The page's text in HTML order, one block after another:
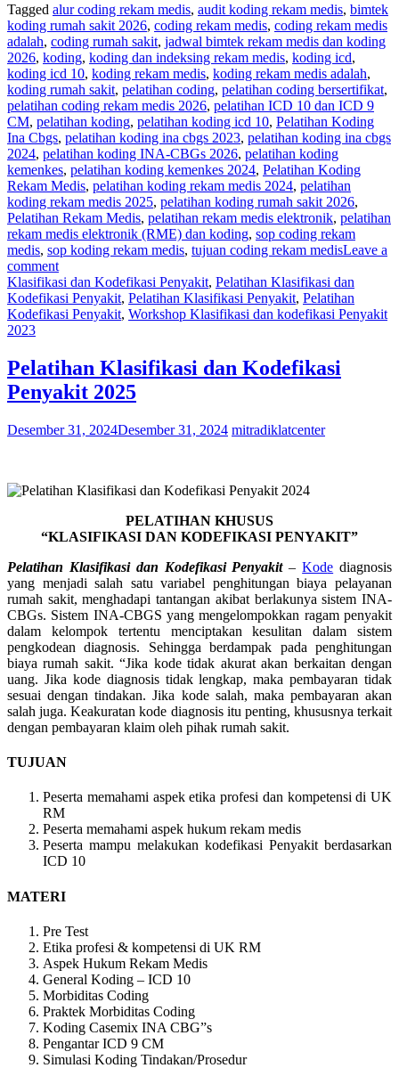
Tagged alur coding rekam medis, audit koding rekam medis, bimtek
koding rumah sakit 2026, coding rekam medis, coding rekam medis
adalah, coding rumah sakit, jadwal bimtek rekam medis dan koding
2026, koding, koding dan indeksing rekam medis, koding icd,
koding icd 10, koding rekam medis, koding rekam medis adalah,
koding rumah sakit, pelatihan coding, pelatihan coding bersertifikat,
pelatihan coding rekam medis 2026, pelatihan ICD 10 dan ICD 9
CM, pelatihan koding, pelatihan koding icd 10, Pelatihan Koding
Ina Cbgs, pelatihan koding ina cbgs 2023, pelatihan koding ina cbgs
2024, pelatihan koding INA-CBGs 2026, pelatihan koding
kemenkes, pelatihan koding kemenkes 2024, Pelatihan Koding
Rekam Medis, pelatihan koding rekam medis 2024, pelatihan
koding rekam medis 2025, pelatihan koding rumah sakit 2026,
Pelatihan Rekam Medis, pelatihan rekam medis elektronik, pelatihan
rekam medis elektronik (RME) dan koding, sop coding rekam
medis, sop koding rekam medis, tujuan coding rekam medisLeave a
comment
Klasifikasi dan Kodefikasi Penyakit, Pelatihan Klasifikasi dan
Kodefikasi Penyakit, Pelatihan Klasifikasi Penyakit, Pelatihan
Kodefikasi Penyakit, Workshop Klasifikasi dan kodefikasi Penyakit
2023
Pelatihan Klasifikasi dan Kodefikasi
Penyakit 2025
Desember 31, 2024Desember 31, 2024 mitradiklatcenter
PELATIHAN KHUSUS
“KLASIFIKASI DAN KODEFIKASI PENYAKIT”
Pelatihan Klasifikasi dan Kodefikasi Penyakit–Kode diagnosis
yang menjadi salah satu variabel penghitungan biaya pelayanan
rumah sakit, menghadapi tantangan akibat berlakunya sistem INA-
CBGs. Sistem INA-CBGS yang mengelompokkan ragam penyakit
dalam kelompok tertentu menciptakan kesulitan dalam sistem
pengkodean diagnosis. Sehingga berdampak pada penghitungan
biaya rumah sakit. “Jika kode tidak akurat akan berkaitan dengan
uang. Jika kode diagnosis tidak lengkap, maka pembayaran tidak
sesuai dengan tindakan. Jika kode salah, maka pembayaran akan
salah juga. Keakuratan kode diagnosis itu penting, khususnya terkait
dengan pembayaran klaim oleh pihak rumah sakit.
TUJUAN
Peserta memahami aspek etika profesi dan kompetensi di UK
RM
Peserta memahami aspek hukum rekam medis
Peserta mampu melakukan kodefikasi Penyakit berdasarkan
ICD 10
MATERI
Pre Test
Etika profesi & kompetensi di UK RM
Aspek Hukum Rekam Medis
General Koding – ICD 10
Morbiditas Coding
Praktek Morbiditas Coding
Koding Casemix INA CBG”s
Pengantar ICD 9 CM
Simulasi Koding Tindakan/Prosedur